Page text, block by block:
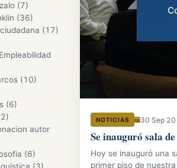
(7)
(36)
(17)
(10)
(6)
autor
(6)
NOTICIAS 30 Sep
Se inauguró sala
Hoy se inauguró una
primer piso de